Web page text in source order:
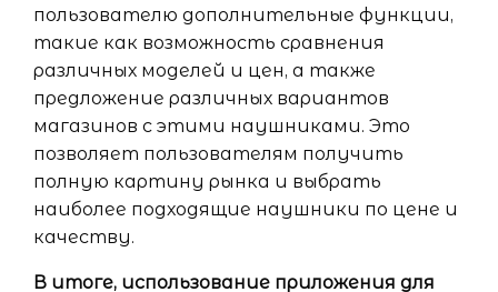
пользователю дополнительные функции,
такие как возможность сравнения
различных моделей и цен, а также
предложение различных вариантов
магазинов с этими наушниками. Это
позволяет пользователям получить
полную картину рынка и выбрать
наиболее подходящие наушники по цене и
качеству.
В итоге, использование приложения для